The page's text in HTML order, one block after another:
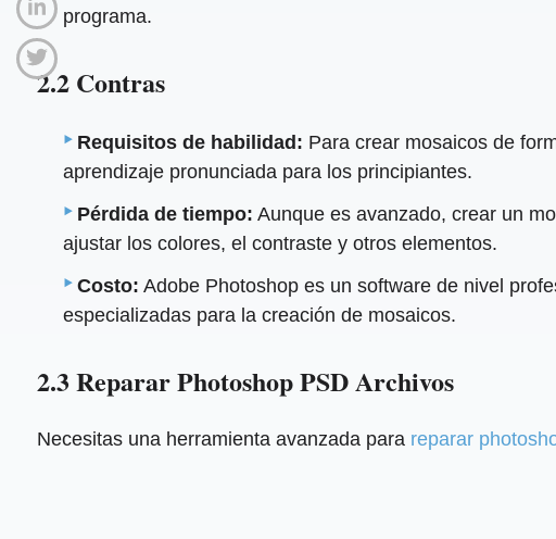
programa.
2.2 Contras
Requisitos de habilidad: Para crear mosaicos de
aprendizaje pronunciada para los principiantes.
Pérdida de tiempo: Aunque es avanzado, crear un
ajustar los colores, el contraste y otros elementos.
Costo: Adobe Photoshop es un software de nivel
especializadas para la creación de mosaicos.
2.3 Reparar Photoshop PSD Archivos
Necesitas una herramienta avanzada para reparar